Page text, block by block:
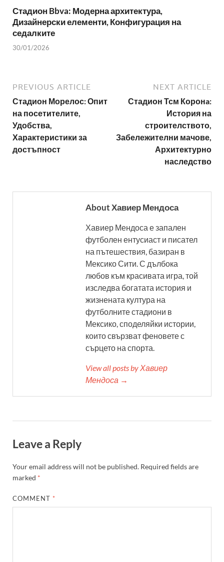
Стадион Bbva: Модерна архитектура,
Дизайнерски елементи, Конфигурация на
седалките
30/01/2026
PREVIOUS ARTICLE
Стадион Морелос: Опит
на посетителите,
Удобства,
Характеристики за
достъпност
NEXT ARTICLE
Стадион Тсм Коронa:
История на
строителството,
Забележителни мачове,
Архитектурно
наследство
About Хавиер Мендоса
Хавиер Мендоса е запален
футболен ентусиаст и писател
на пътешествия, базиран в
Мексико Сити. С дълбока
любов към красивата игра, той
изследва богатата история и
жизнената култура на
футболните стадиони в
Мексико, споделяйки истории,
които свързват феновете с
сърцето на спорта.
View all posts by Хавиер
Мендоса →
Leave a Reply
Your email address will not be published. Required fields are
marked *
COMMENT *